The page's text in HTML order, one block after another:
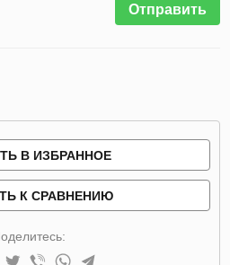
Отправить
В ИЗБРАННОЕ
К СРАВНЕНИЮ